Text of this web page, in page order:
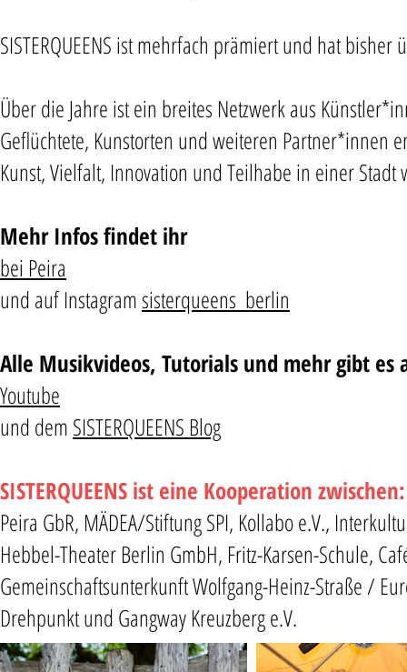
SISTERQUEENS ist mehrfach prämiert und hat
Über die Jahre ist ein breites Netzwerk aus
Geflüchtete, Kunstorten und weiteren Partner*innen
Kunst, Vielfalt, Innovation und Teilhabe in einer Stadt
Mehr Infos findet ihr
bei Peira
und auf Instagram sisterqueens_berlin
Alle Musikvideos, Tutorials und mehr gibt es
Youtube
und dem SISTERQUEENS Blog
SISTERQUEENS ist eine Kooperation
Peira GbR, MÄDEA/Stiftung SPI, Kollabo e.V.,
Hebbel-Theater Berlin GmbH, Fritz-Karsen-Schule,
Gemeinschaftsunterkunft Wolfgang-Heinz-Straße /
Drehpunkt und Gangway Kreuzberg e.V.